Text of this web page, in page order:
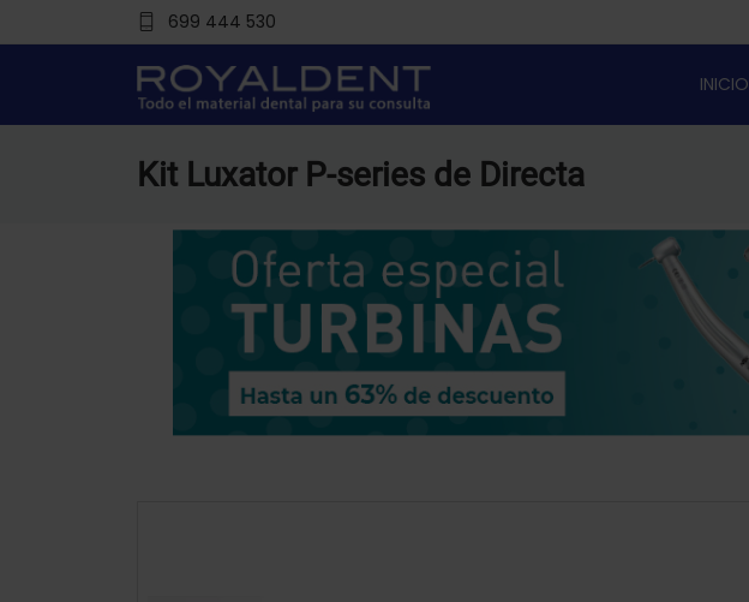
699 444 530
INICIO
Kit Luxator P-series de Directa